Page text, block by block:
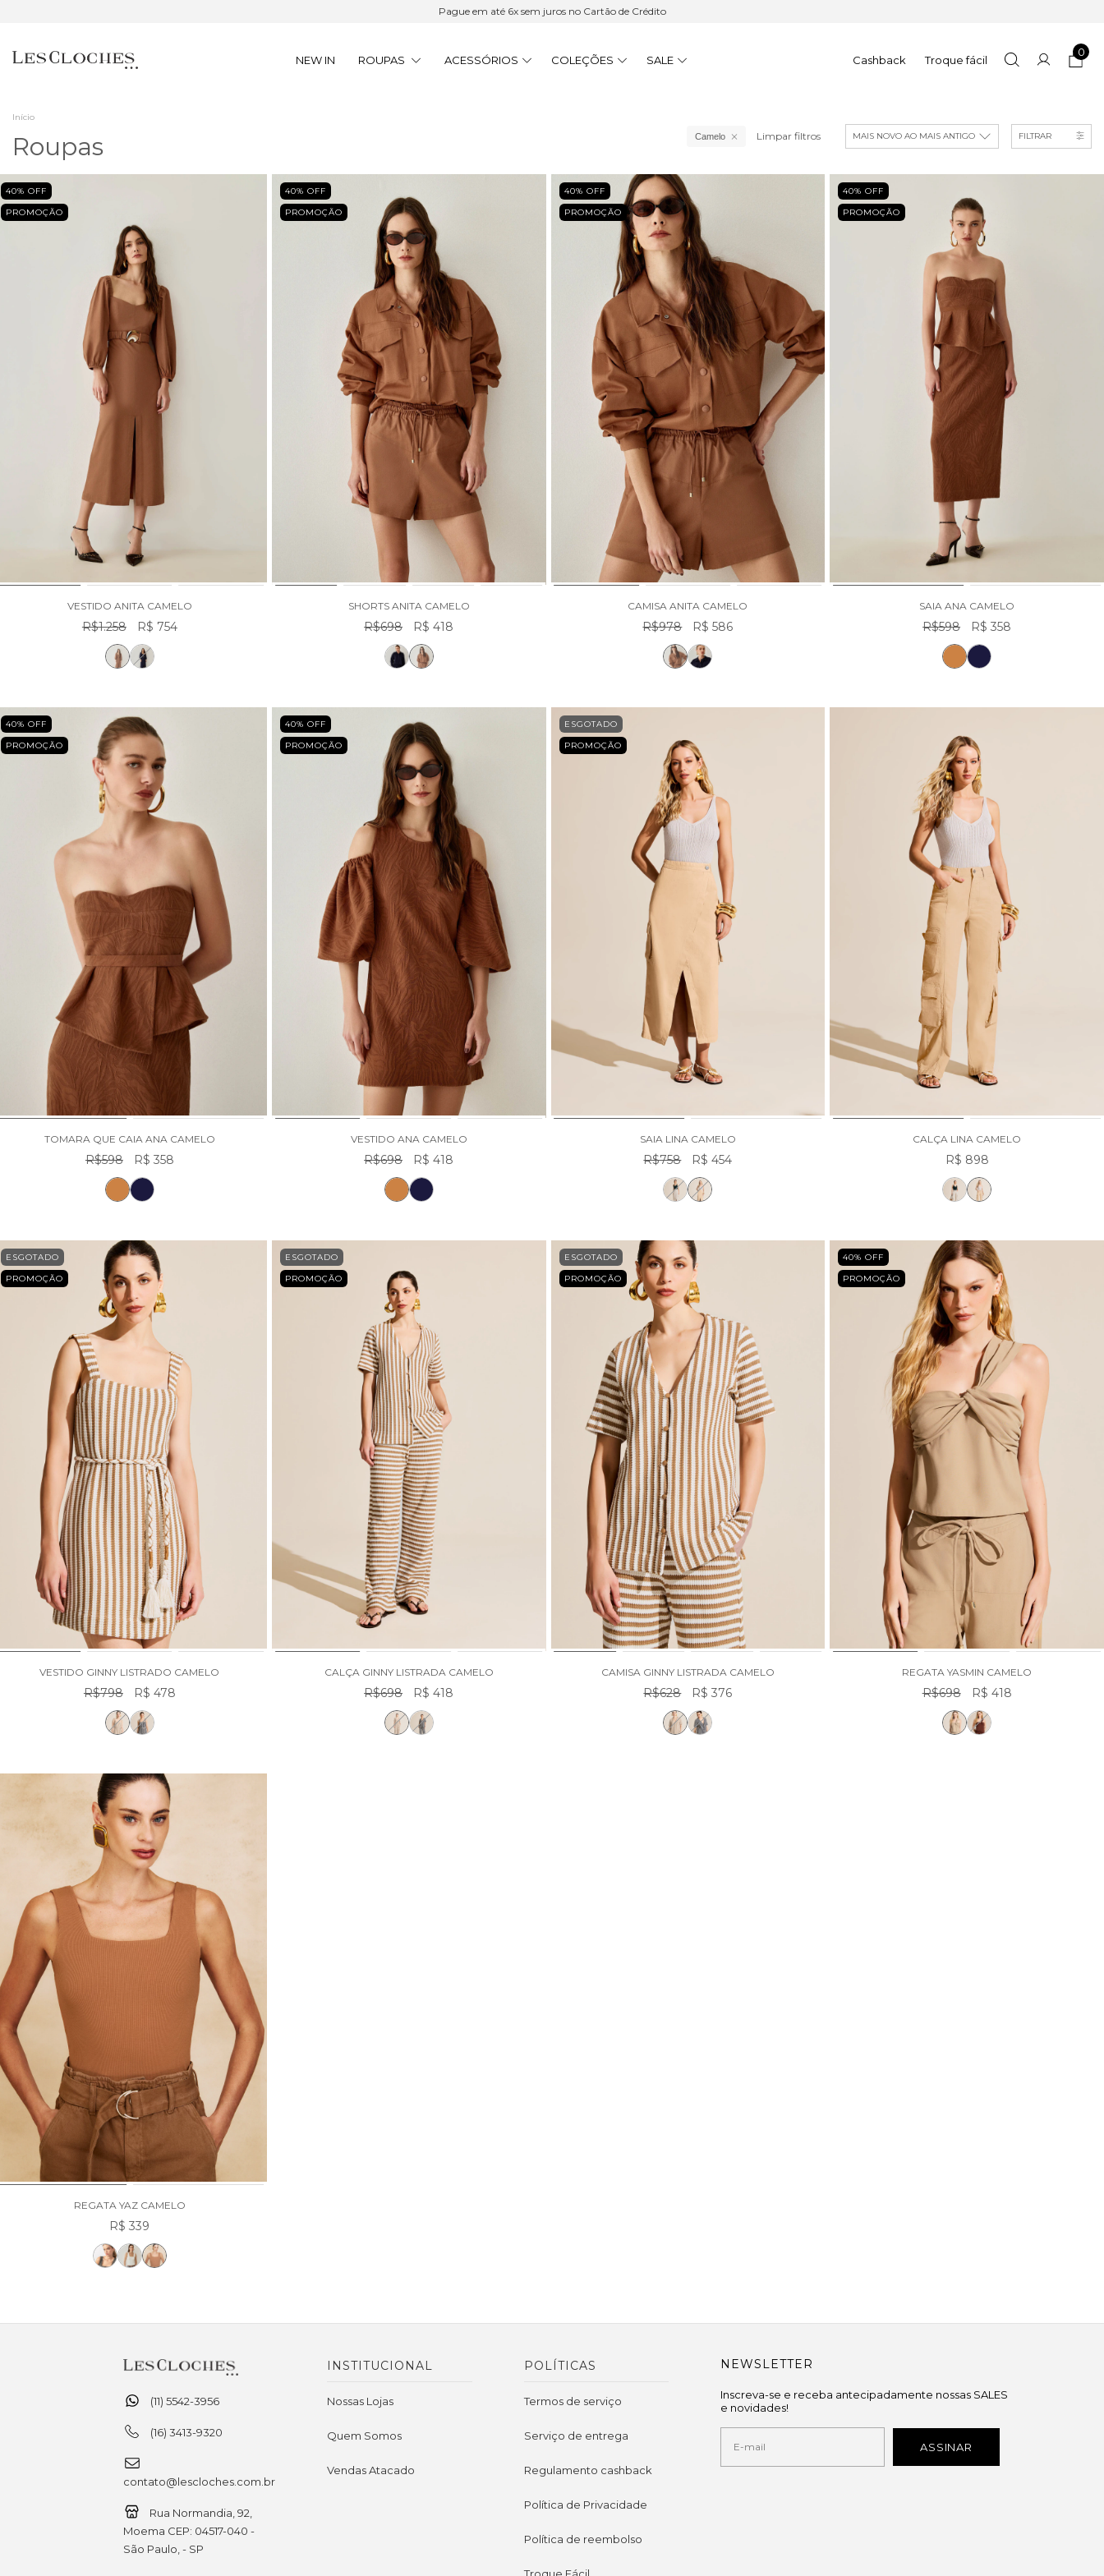
Pague em até 6x sem juros no Cartão de Crédito
NEW IN ROUPAS ACESSÓRIOS COLEÇÕES SALE Cashback Troque fácil
0
Início
Roupas Camelo Limpar filtros FILTRAR
40% OFF
PROMOÇÃO
VESTIDO ANITA CAMELO
R$1.258 R$ 754
40% OFF
PROMOÇÃO
SHORTS ANITA CAMELO
R$698 R$ 418
40% OFF
PROMOÇÃO
CAMISA ANITA CAMELO
R$978 R$ 586
40% OFF
PROMOÇÃO
SAIA ANA CAMELO
R$598 R$ 358
40% OFF
PROMOÇÃO
TOMARA QUE CAIA ANA CAMELO
R$598 R$ 358
40% OFF
PROMOÇÃO
VESTIDO ANA CAMELO
R$698 R$ 418
ESGOTADO
PROMOÇÃO
SAIA LINA CAMELO
R$758 R$ 454
CALÇA LINA CAMELO
R$ 898
ESGOTADO
PROMOÇÃO
VESTIDO GINNY LISTRADO CAMELO
R$798 R$ 478
ESGOTADO
PROMOÇÃO
CALÇA GINNY LISTRADA CAMELO
R$698 R$ 418
ESGOTADO
PROMOÇÃO
CAMISA GINNY LISTRADA CAMELO
R$628 R$ 376
40% OFF
PROMOÇÃO
REGATA YASMIN CAMELO
R$698 R$ 418
REGATA YAZ CAMELO
R$ 339
(11) 5542-3956
(16) 3413-9320
contato@lescloches.com.br
Rua Normandia, 92,
Moema CEP: 04517-040 -
São Paulo, - SP
INSTITUCIONAL
Nossas Lojas
Quem Somos
Vendas Atacado
POLÍTICAS
Termos de serviço
Serviço de entrega
Regulamento cashback
Política de Privacidade
Política de reembolso
NEWSLETTER
Inscreva-se e receba antecipadamente nossas SALES
e novidades!